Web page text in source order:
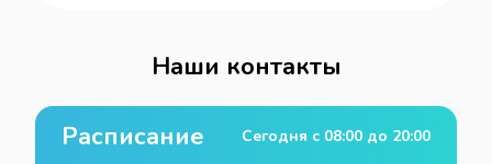
Наши контакты
Расписание Сегодня с 08:00 до 20:00